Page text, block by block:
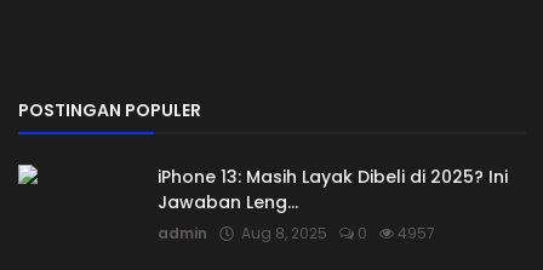
POSTINGAN POPULER
iPhone 13: Masih Layak Dibeli di 2025? Ini
Jawaban Leng...
admin Aug 8, 2025 0 4957